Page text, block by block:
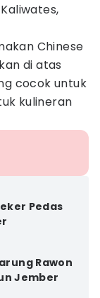
Chinese
di atas
cocok untuk
kulineran
Pedas
Rawon
Jember